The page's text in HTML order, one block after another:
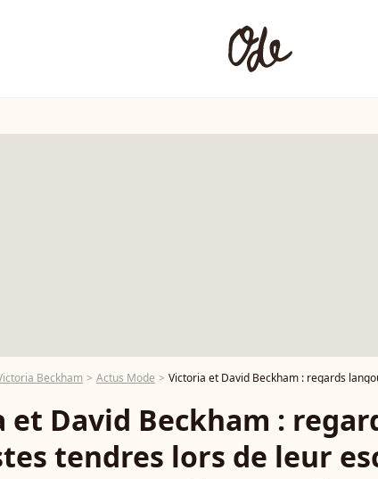
Beckham Actus Mode Victoria et David Beckham : regards
et David Beckham :
tendres lors de leur